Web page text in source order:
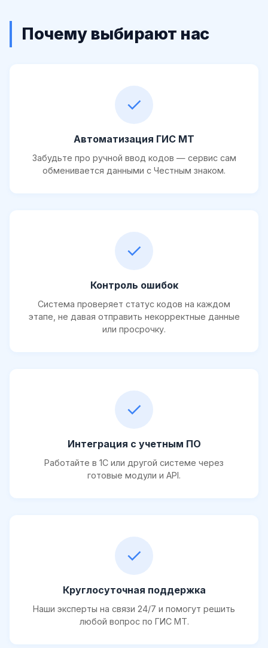
Почему выбирают нас
✓
Автоматизация ГИС МТ
Забудьте про ручной ввод кодов — сервис сам
обменивается данными с Честным знаком.
✓
Контроль ошибок
Система проверяет статус кодов на каждом
этапе, не давая отправить некорректные данные
или просрочку.
✓
Интеграция с учетным ПО
Работайте в 1С или другой системе через
готовые модули и API.
✓
Круглосуточная поддержка
Наши эксперты на связи 24/7 и помогут решить
любой вопрос по ГИС МТ.